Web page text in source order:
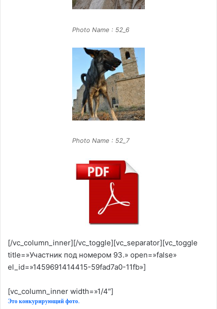
Photo Name : 52_6
Photo Name : 52_7
[/vc_column_inner][/vc_toggle][vc_separator][vc_toggle
title=»Участник под номером 93.» open=»false»
el_id=»1459691414415-59fad7a0-11fb»]
[vc_column_inner width=»1/4″]
Это конкурирующий фото.